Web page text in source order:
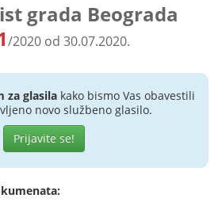
grada Beograda
/2020 od 30.07.2020.
za glasilakako bismo Vas obavestili
novo službeno glasilo.
Prijavite se!